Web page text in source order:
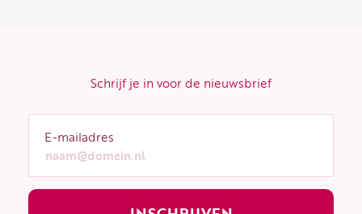
Schrijf je in voor de nieuwsbrief
E-mailadres